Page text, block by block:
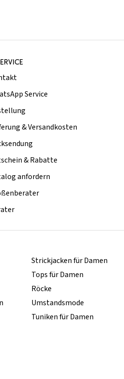
Service
& Versandkosten
& Rabatte
anfordern
Strickjacken für Damen
Tops für Damen
Röcke
Umstandsmode
Tuniken für Damen